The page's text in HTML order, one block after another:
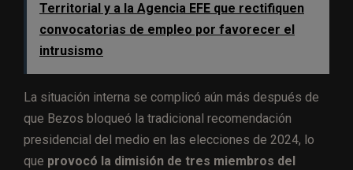
Territorial y a la Agencia EFE que rectifiquen
convocatorias de empleo por favorecer el
intrusismo
La situación interna se complicó aún más después de
que Bezos bloqueó la tradicional recomendación
presidencial del medio en las elecciones de 2024, lo
que provocó la dimisión de tres miembros del